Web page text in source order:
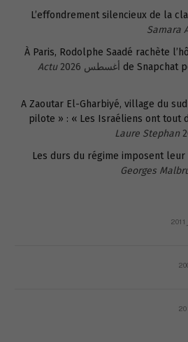
L’effondrement silencieux de la
Samara
À Paris, Rodolphe Saadé rachète
de Snapchat
Actu
A Zaoutar El-Gharbiyé, village du
pilote » : « Les Israéliens ont tout
Laure Stephan
Les durs du régime imposent
Georges